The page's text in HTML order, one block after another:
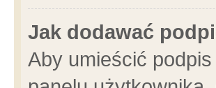
Jak dodawać
Aby umieścić